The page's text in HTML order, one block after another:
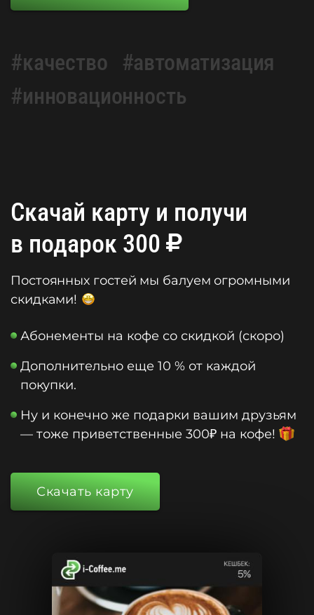
#качество
#автоматизация
#инновационность
Скачай карту и получи
в подарок 300
Постоянных гостей мы балуем огромными
скидками!
Абонементы на кофе со скидкой (скоро)
Дополнительно еще 10 % от каждой
покупки.
Ну и конечно же подарки вашим друзьям
— тоже приветственные 300₽ на кофе!
Скачать карту